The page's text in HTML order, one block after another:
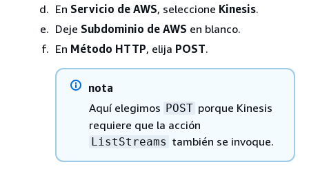
En Servicio de AWS, seleccione Kinesis.
Deje Subdominio de AWS en blanco.
En Método HTTP, elija POST.
nota
Aquí elegimos POST porque Kinesis
requiere que la acción
ListStreams también se invoque.